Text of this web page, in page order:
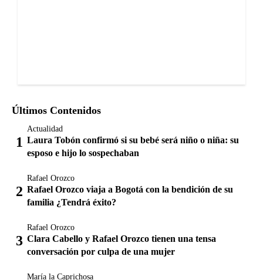
Últimos Contenidos
Actualidad
Laura Tobón confirmó si su bebé será niño o niña: su
esposo e hijo lo sospechaban
Rafael Orozco
Rafael Orozco viaja a Bogotá con la bendición de su
familia ¿Tendrá éxito?
Rafael Orozco
Clara Cabello y Rafael Orozco tienen una tensa
conversación por culpa de una mujer
María la Caprichosa